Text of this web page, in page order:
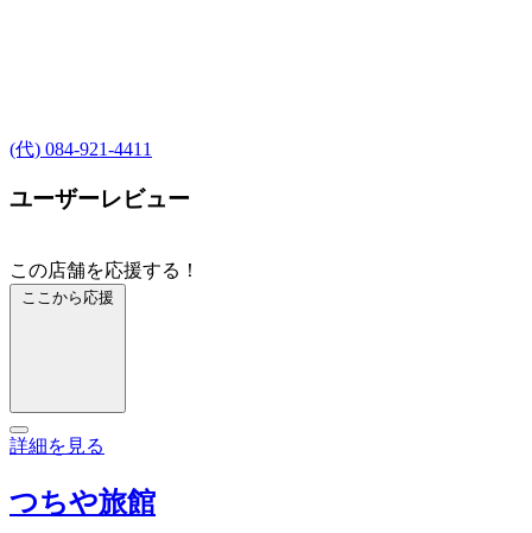
(代) 084-921-4411
ユーザーレビュー
この店舗を応援する！
ここから応援
詳細を見る
つちや旅館